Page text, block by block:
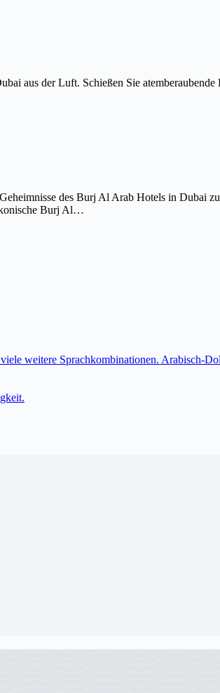
aus der Luft. Schießen Sie atemberaubende
des Burj Al Arab Hotels in Dubai
Burj Al…
weitere Sprachkombinationen. Arabisch-